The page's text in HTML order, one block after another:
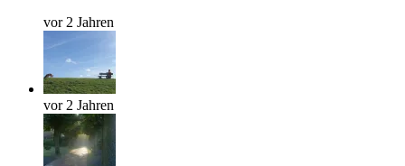
vor 2 Jahren
vor 2 Jahren